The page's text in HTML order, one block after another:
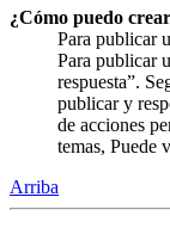
¿Cómo puedo
Para publicar
Para publicar
respuesta”.
publicar y
de acciones
temas, Puede
Arriba